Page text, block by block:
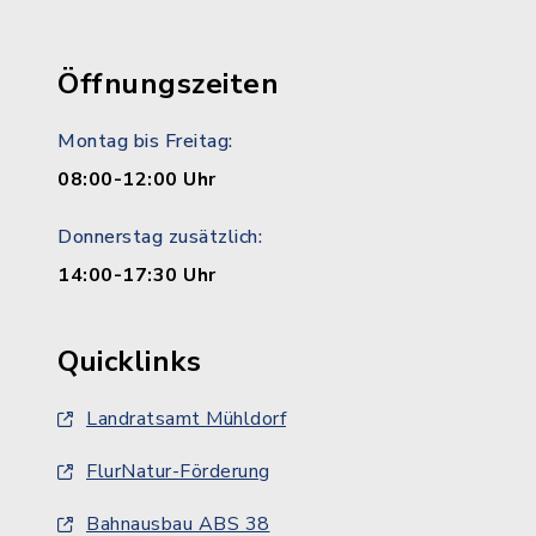
Öffnungszeiten
Montag bis Freitag:
08:00-12:00 Uhr
Donnerstag zusätzlich:
14:00-17:30 Uhr
Quicklinks
Landratsamt Mühldorf
FlurNatur-Förderung
Bahnausbau ABS 38